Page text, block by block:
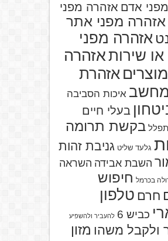
אדם אזהרה מפני
אזהרה מפני אתר
אזהרה מפני
שירותאזהרה
אזהרת
מחשב איכות הסביבה
בעלי חיים
בקשת תרומה
גלעד שליט גניבת זהות
השבת אבידה השראה
בכרמל חיפוש
חרם טלפון
כביש 6 להעביר ולהשפיע
ולקבל משהו מזון